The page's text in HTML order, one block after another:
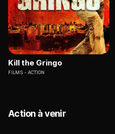
Kill the Gringo
FILMS ACTION
Action à venir